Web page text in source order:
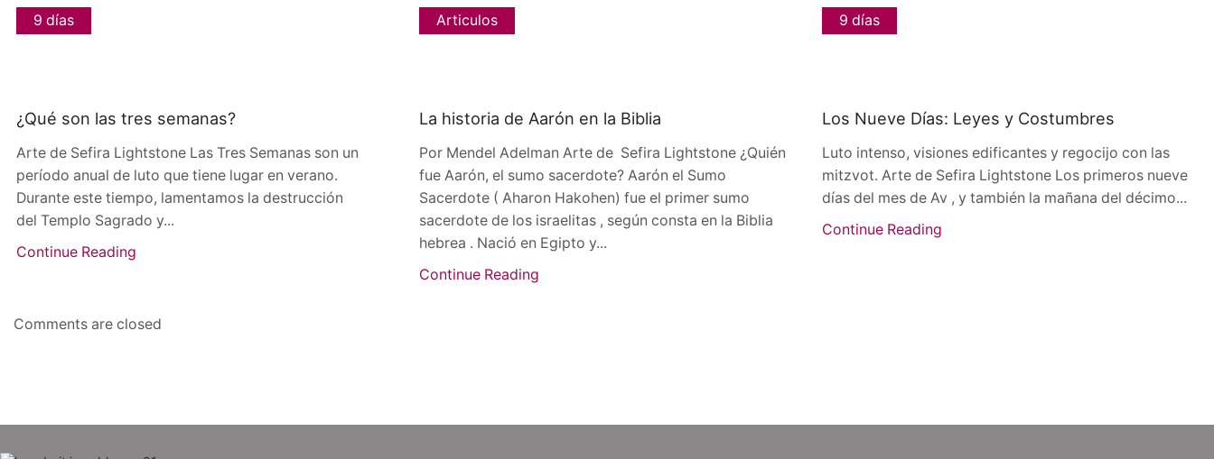
9 días
¿Qué son las tres semanas?
Arte de Sefira Lightstone Las Tres Semanas son un
período anual de luto que tiene lugar en verano.
Durante este tiempo, lamentamos la destrucción
del Templo Sagrado y...
Continue Reading
Articulos
La historia de Aarón en la Biblia
Por Mendel Adelman Arte de Sefira Lightstone ¿Quién
fue Aarón, el sumo sacerdote? Aarón el Sumo
Sacerdote ( Aharon Hakohen) fue el primer sumo
sacerdote de los israelitas , según consta en la Biblia
hebrea . Nació en Egipto y...
Continue Reading
9 días
Los Nueve Días: Leyes y Costumbres
Luto intenso, visiones edificantes y regocijo con las
mitzvot. Arte de Sefira Lightstone Los primeros nueve
días del mes de Av , y también la mañana del décimo...
Continue Reading
Comments are closed